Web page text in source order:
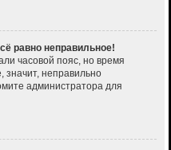
равно неправильное!
часовой пояс, но время
значит, неправильно
администратора для